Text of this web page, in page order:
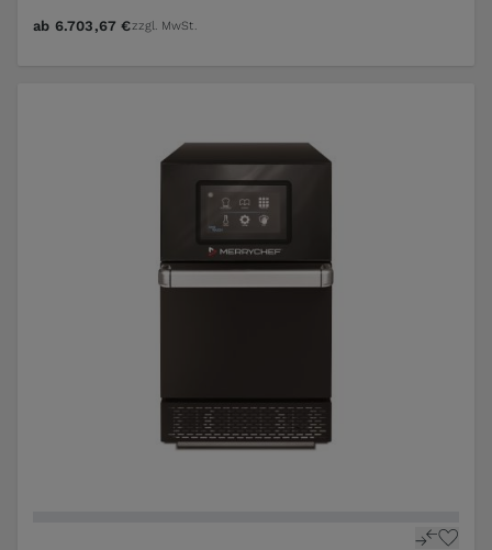
ab 6.703,67 €zzgl. MwSt.